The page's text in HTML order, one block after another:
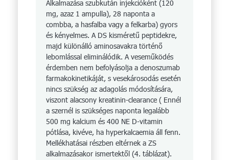
Alkalmazása szubkután injekcióként (120
mg, azaz 1 ampulla), 28 naponta a
combba, a hasfalba vagy a felkarba) gyors
és kényelmes. A DS kisméretű peptidekre,
majd különálló aminosavakra történő
lebomlással eliminálódik. A veseműködés
érdemben nem befolyásolja a denoszumab
farmakokinetikáját, s vesekárosodás esetén
nincs szükség az adagolás módosítására,
viszont alacsony kreatinin-clearance ( Ennél
a szernél is szükséges naponta legalább
500 mg kalcium és 400 NE D-vitamin
pótlása, kivéve, ha hyperkalcaemia áll fenn.
Mellékhatásai részben eltérnek a ZS
alkalmazásakor ismertektől (4. táblázat).